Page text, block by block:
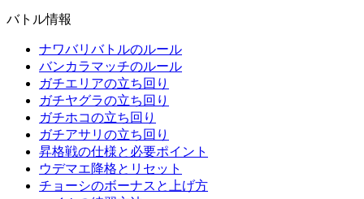
バトル情報
ナワバリバトルのルール
バンカラマッチのルール
ガチエリアの立ち回り
ガチヤグラの立ち回り
ガチホコの立ち回り
ガチアサリの立ち回り
昇格戦の仕様と必要ポイント
ウデマエ降格とリセット
チョーシのボーナスと上げ方